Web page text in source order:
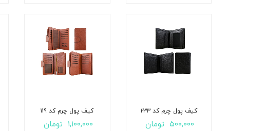
کیف پول چرم کد ۲۳۳
۵۰۰,۰۰۰ تومان
کیف پول چرم کد ۱۱۹
۱,۱۰۰,۰۰۰ تومان